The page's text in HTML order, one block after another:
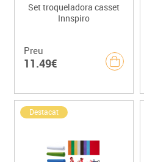
Set troqueladora casset
Innspiro
Preu
11.49€
Destacat